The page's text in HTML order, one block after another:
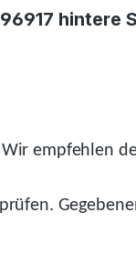
Wir empfehlen